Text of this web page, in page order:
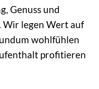
Genuss und
Wir legen Wert auf
wohlfühlen
profitieren